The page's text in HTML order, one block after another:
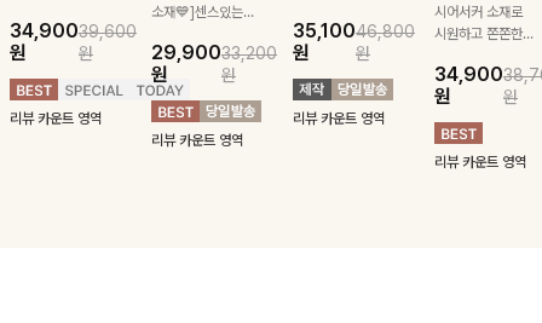
테일이 사랑스러운
블라우스-페미닌
하면서 여리한 무
드로 즐겨지는
ITEM
34,900
원
39,600
원
리뷰 카운트 영역
소재💙]센스있는
귀여운 퍼피 펜던
트로 포인트를 선
사하는 니트 가디
건을 소개할게요 :)
29,900
원
33,200
원
리뷰 카운트 영역
깔끔한 스트라이프
패턴에 링클프리!
💙플레어지는 롱한
기장감까지 완벽한
데일리 원피스:B
35,100
원
46,800
원
리뷰 카운트 영역
시어서커 소재로
시원하고 쫀쫀한
편안하게 입혀질
블라우스- 단정한
카라와 풍성한 퍼
프 소매로 여성스
러움을 더했어요 :)
34,900
원
원
리뷰 카운트 영역